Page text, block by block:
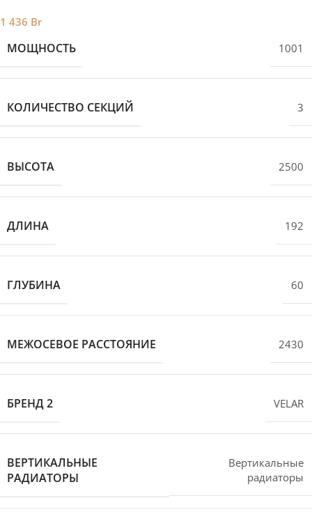
1 436 Br
МОЩНОСТЬ 1001
КОЛИЧЕСТВО СЕКЦИЙ 3
ВЫСОТА 2500
ДЛИНА 192
ГЛУБИНА 60
МЕЖОСЕВОЕ РАССТОЯНИЕ 2430
БРЕНД 2 VELAR
ВЕРТИКАЛЬНЫЕ
РАДИАТОРЫ
Вертикальные
радиаторы